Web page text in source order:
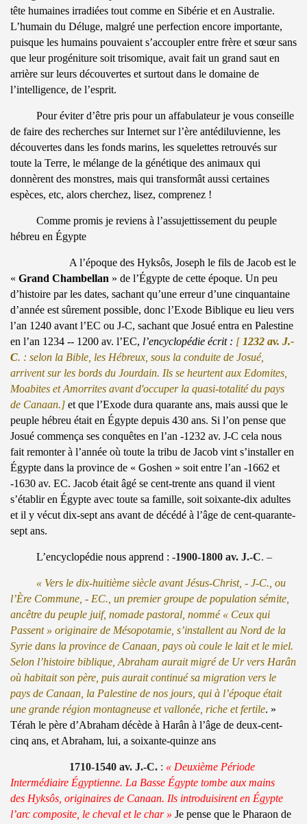
tête humaines irradiées tout comme en Sibérie et en Australie.
L’humain du Déluge, malgré une perfection encore importante,
puisque les humains pouvaient s’accoupler entre frère et sœur sans
que leur progéniture soit trisomique, avait fait un grand saut en
arrière sur leurs découvertes et surtout dans le domaine de
l’intelligence, de l’esprit.
Pour éviter d’être pris pour un affabulateur je vous conseille
de faire des recherches sur Internet sur l’ère antédiluvienne, les
découvertes dans les fonds marins, les squelettes retrouvés sur
toute la Terre, le mélange de la génétique des animaux qui
donnèrent des monstres, mais qui transformât aussi certaines
espèces, etc, alors cherchez, lisez, comprenez !
Comme promis je reviens à l’assujettissement du peuple
hébreu en Égypte
A l’époque des Hyksôs, Joseph le fils de Jacob est le
« Grand Chambellan » de l’Égypte de cette époque. Un peu
d’histoire par les dates, sachant qu’une erreur d’une cinquantaine
d’année est sûrement possible, donc l’Exode Biblique eu lieu vers
l’an 1240 avant l’EC ou J-C, sachant que Josué entra en Palestine
en l’an 1234 -- 1200 av. l’EC, l’encyclopédie écrit : [ 1232 av. J.-
C. : selon la Bible, les Hébreux, sous la conduite de Josué,
arrivent sur les bords du Jourdain. Ils se heurtent aux Edomites,
Moabites et Amorrites avant d'occuper la quasi-totalité du pays
de Canaan.]et que l’Exode dura quarante ans, mais aussi que le
peuple hébreu était en Égypte depuis 430 ans. Si l’on pense que
Josué commença ses conquêtes en l’an -1232 av. J-C cela nous
fait remonter à l’année où toute la tribu de Jacob vint s’installer en
Égypte dans la province de « Goshen » soit entre l’an -1662 et
-1630 av. EC. Jacob était âgé se cent-trente ans quand il vient
s’établir en Égypte avec toute sa famille, soit soixante-dix adultes
et il y vécut dix-sept ans avant de décédé à l’âge de cent-quarante-
sept ans.
L’encyclopédie nous apprend : -1900-1800 av. J.-C. –
« Vers le dix-huitième siècle avant Jésus-Christ, - J-C., ou
l’Ère Commune, - EC., un premier groupe de population sémite,
ancêtre du peuple juif, nomade pastoral, nommé « Ceux qui
Passent » originaire de Mésopotamie, s’installent au Nord de la
Syrie dans la province de Canaan, pays où coule le lait et le miel.
Selon l’histoire biblique, Abraham aurait migré de Ur vers Harân
où habitait son père, puis aurait continué sa migration vers le
pays de Canaan, la Palestine de nos jours, qui à l’époque était
une grande région montagneuse et vallonée, riche et fertile. »
Térah le père d’Abraham décède à Harân à l’âge de deux-cent-
cinq ans, et Abraham, lui, a soixante-quinze ans
1710-1540 av. J.-C.: « Deuxième Période
Intermédiaire Égyptienne. La Basse Égypte tombe aux mains
des Hyksôs, originaires de Canaan. Ils introduisirent en Égypte
l’arc composite, le cheval et le char » Je pense que le Pharaon de